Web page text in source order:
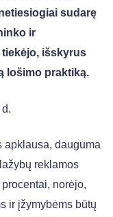
sudarę
ir
išskyrus
lošimo praktiką.
apklausa, dauguma
reklamos
norėjo,
ir įžymybėms būtų